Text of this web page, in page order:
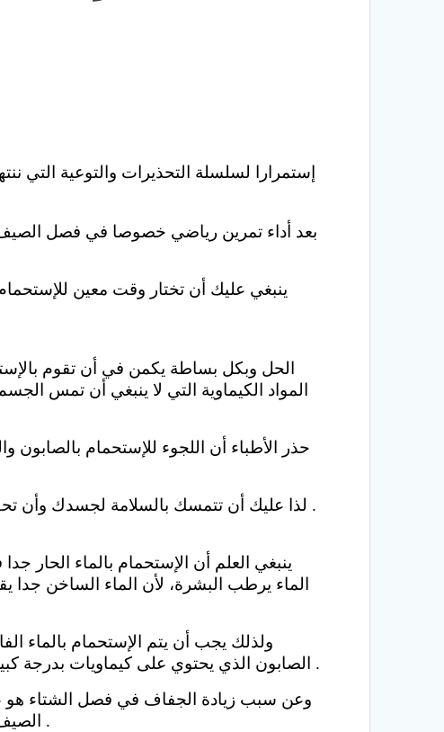
إستمرارا لسلسلة التحذيرات والتوعية
بعد أداء تمرين رياضي خصوصا في فصل
الحل وبكل بساطة يكمن في أن تقوم
المواد الكيماوية التي لا ينبغي أن تمس
حذر الأطباء أن اللجوء للإستحمام
لذا عليك أن تتمسك بالسلامة لجسدك وأن تحفظ نعمة الصحة التي وهبها الله لك ولا تجازف بإستخدام هذه الأدوات في الأقوات التي تم ذكرها .
ينبغي العلم أن الإستحمام بالماء
الماء يرطب البشرة، لأن الماء الساخن جدا
ولذلك يجب أن يتم الإستحمام بالماء
الصابون الذي يحتوي على كيماويات بدرجة كبيرة، وعدم فرك الجسم بالليفة كثيرا، كما ينصح بإستخدام مرطب للبشرة بعد الإستحمام مباشرة .
وعن سبب زيادة الجفاف في فصل الشتاء هو
الصيف فيكون الجو حارا ورطبا طوال الوقت فيعمل التعرق على الإحتفاظ بجمال البشرة بدون جفاف .